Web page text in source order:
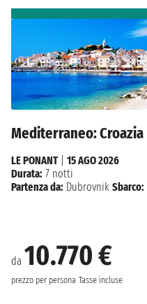
Mediterraneo: Croazia
da 10.770 €
prezzo per persona Tasse incluse
LE PONANT| 15 AGO 2026
Durata: 7 notti
Partenza da: Dubrovnik Sbarco: